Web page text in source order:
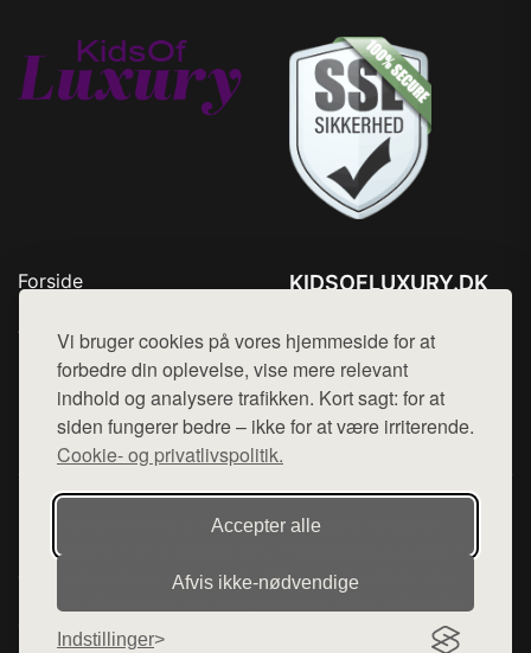
Vi bruger cookies på vores hjemmeside for at
forbedre din oplevelse, vise mere relevant
indhold og analysere trafikken. Kort sagt: for at
siden fungerer bedre – ikke for at være irriterende.
Cookie- og privatlivspolitik.
Accepter alle
Afvis ikke‑nødvendige
Indstillinger
Forside
Top Rabatter
Kontakt
KIDSOFLUXURY.DK
Mail: hej@want.dk
Cookie- og privatlivspolitik
Denne side er en del af want.dk, der udgiver en række
hjemmesider med præsentation af forskellige produkter fra
diverse webshops. Der sælges ikke varer fra denne side - vi
henviser til de shops, som sælger varen. Vi har heller ikke
varerne på lager.